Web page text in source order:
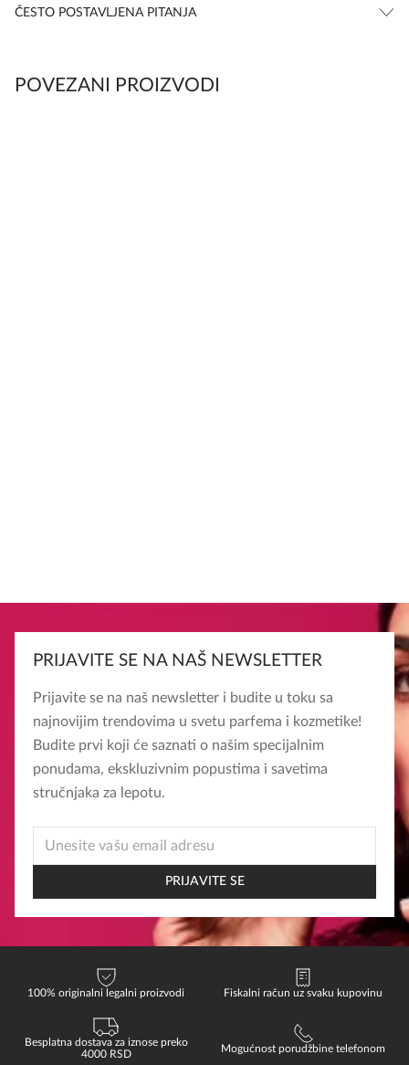
ČESTO POSTAVLJENA PITANJA
POVEZANI PROIZVODI
PRIJAVITE SE NA NAŠ NEWSLETTER
Prijavite se na naš newsletter i budite u toku sa
najnovijim trendovima u svetu parfema i kozmetike!
Budite prvi koji će saznati o našim specijalnim
ponudama, ekskluzivnim popustima i savetima
stručnjaka za lepotu.
EMAIL
PRIJAVITE SE
100% originalni legalni proizvodi Fiskalni račun uz svaku kupovinu
Besplatna dostava za iznose preko
4000 RSD
Mogućnost porudžbine telefonom